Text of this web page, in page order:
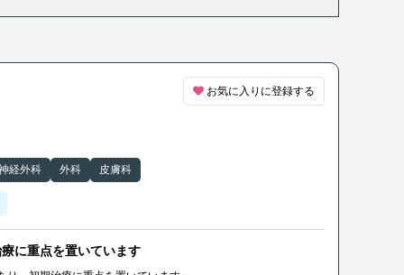
お気に入りに登録する
経外科 外科 皮膚科
に重点を置いています